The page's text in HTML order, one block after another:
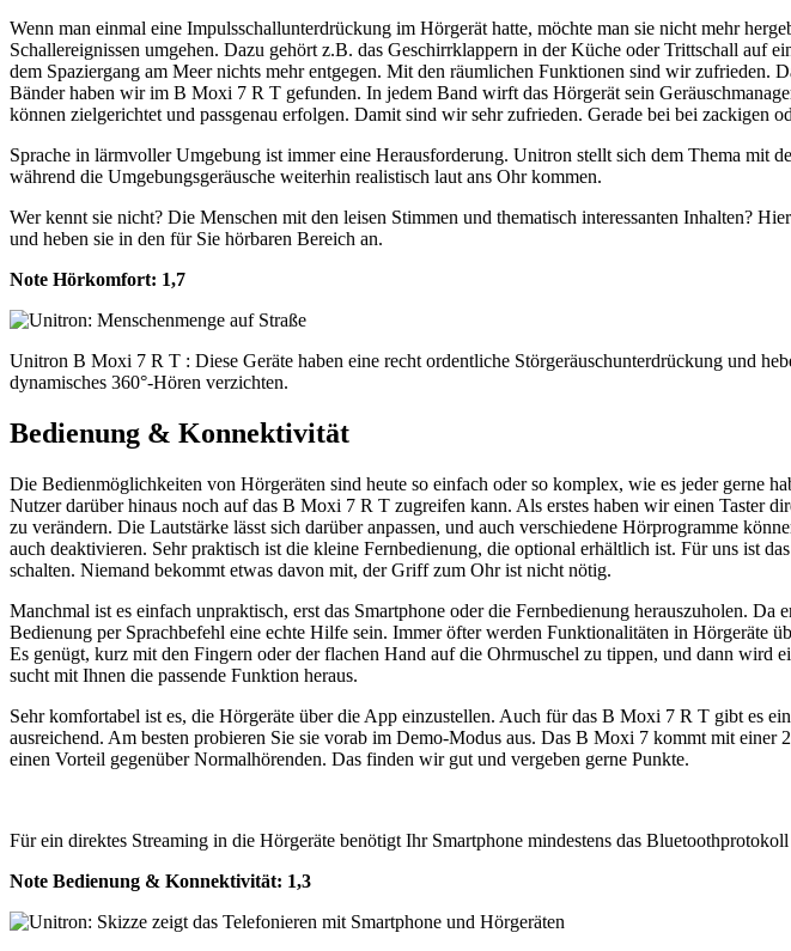
Wenn man einmal eine Impulsschallunterdrückung im Hörgerät hatte, möchte man sie nicht mehr
Schallereignissen umgehen. Dazu gehört z.B. das Geschirrklappern in der Küche oder Trittschall
dem Spaziergang am Meer nichts mehr entgegen. Mit den räumlichen Funktionen sind wir
Bänder haben wir im B Moxi 7 R T gefunden. In jedem Band wirft das Hörgerät sein
können zielgerichtet und passgenau erfolgen. Damit sind wir sehr zufrieden. Gerade bei bei zackigen
Sprache in lärmvoller Umgebung ist immer eine Herausforderung. Unitron stellt sich dem Thema mit
während die Umgebungsgeräusche weiterhin realistisch laut ans Ohr kommen.
Wer kennt sie nicht? Die Menschen mit den leisen Stimmen und thematisch interessanten Inhalten?
und heben sie in den für Sie hörbaren Bereich an.
Note Hörkomfort: 1,7
Unitron B Moxi 7 R T : Diese Geräte haben eine recht ordentliche Störgeräuschunterdrückung und
dynamisches 360°-Hören verzichten.
Bedienung & Konnektivität
Die Bedienmöglichkeiten von Hörgeräten sind heute so einfach oder so komplex, wie es jeder
Nutzer darüber hinaus noch auf das B Moxi 7 R T zugreifen kann. Als erstes haben wir einen Taster
zu verändern. Die Lautstärke lässt sich darüber anpassen, und auch verschiedene Hörprogramme
auch deaktivieren. Sehr praktisch ist die kleine Fernbedienung, die optional erhältlich ist. Für uns ist
schalten. Niemand bekommt etwas davon mit, der Griff zum Ohr ist nicht nötig.
Manchmal ist es einfach unpraktisch, erst das Smartphone oder die Fernbedienung herauszuholen.
Bedienung per Sprachbefehl eine echte Hilfe sein. Immer öfter werden Funktionalitäten in Hörgeräte
Es genügt, kurz mit den Fingern oder der flachen Hand auf die Ohrmuschel zu tippen, und dann wird
sucht mit Ihnen die passende Funktion heraus.
Sehr komfortabel ist es, die Hörgeräte über die App einzustellen. Auch für das B Moxi 7 R T gibt es
ausreichend. Am besten probieren Sie sie vorab im Demo-Modus aus. Das B Moxi 7 kommt mit
einen Vorteil gegenüber Normalhörenden. Das finden wir gut und vergeben gerne Punkte.
Für ein direktes Streaming in die Hörgeräte benötigt Ihr Smartphone mindestens das
Note Bedienung & Konnektivität: 1,3